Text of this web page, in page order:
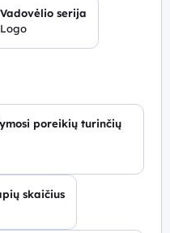
Vadovėlio serija
Logo
poreikių turinčių
skaičius